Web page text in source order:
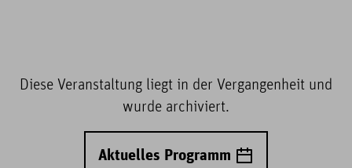
Diese Veranstaltung liegt in der Vergangenheit und
wurde archiviert.
Aktuelles Programm